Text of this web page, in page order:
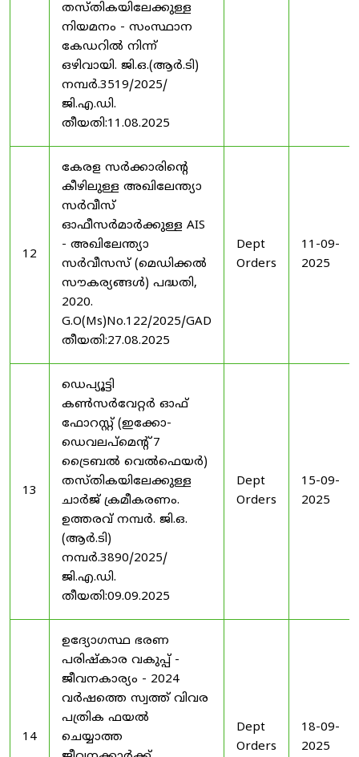
തസ്തികയിലേക്കുള്ള
നിയമനം - സംസ്ഥാന
കേഡറിൽ നിന്ന്
ഒഴിവായി. ജി.ഒ.(ആർ.ടി)
നമ്പർ.3519/2025/
ജി.എ.ഡി.
തീയതി:11.08.2025
12
കേരള സർക്കാരിന്റെ
കീഴിലുള്ള അഖിലേന്ത്യാ
സർവീസ്
ഓഫീസർമാർക്കുള്ള AIS
- അഖിലേന്ത്യാ
സർവീസസ് (മെഡിക്കൽ
സൗകര്യങ്ങൾ) പദ്ധതി,
2020.
G.O(Ms)No.122/2025/GAD
തീയതി:27.08.2025
Dept
Orders
11-09-
2025
13
ഡെപ്യൂട്ടി
കൺസർവേറ്റർ ഓഫ്
ഫോറസ്റ്റ് (ഇക്കോ-
ഡെവലപ്മെന്റ് 7
ട്രൈബൽ വെൽഫെയർ)
തസ്തികയിലേക്കുള്ള
ചാർജ് ക്രമീകരണം.
ഉത്തരവ് നമ്പർ. ജി.ഒ.
(ആർ.ടി)
നമ്പർ.3890/2025/
ജി.എ.ഡി.
തീയതി:09.09.2025
Dept
Orders
15-09-
2025
14
ഉദ്യോഗസ്ഥ ഭരണ
പരിഷ്കാര വകുപ്പ് -
ജീവനകാര്യം - 2024
വർഷത്തെ സ്വത്ത് വിവര
പത്രിക ഫയൽ
ചെയ്യാത്ത
Dept
Orders
18-09-
2025